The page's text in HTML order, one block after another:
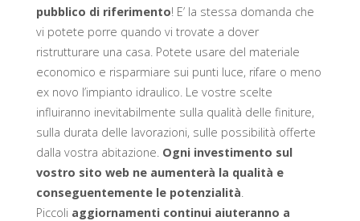
pubblico di riferimento! E’ la stessa domanda che
vi potete porre quando vi trovate a dover
ristrutturare una casa. Potete usare del materiale
economico e risparmiare sui punti luce, rifare o meno
ex novo l’impianto idraulico. Le vostre scelte
influiranno inevitabilmente sulla qualità delle finiture,
sulla durata delle lavorazioni, sulle possibilità offerte
dalla vostra abitazione. Ogni investimento sul
vostro sito web ne aumenterà la qualità e
conseguentemente le potenzialità
Piccoli aggiornamenti continui aiuteranno a